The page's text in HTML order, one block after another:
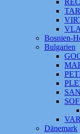
Bosnien-
Bulgarien
Dänemark